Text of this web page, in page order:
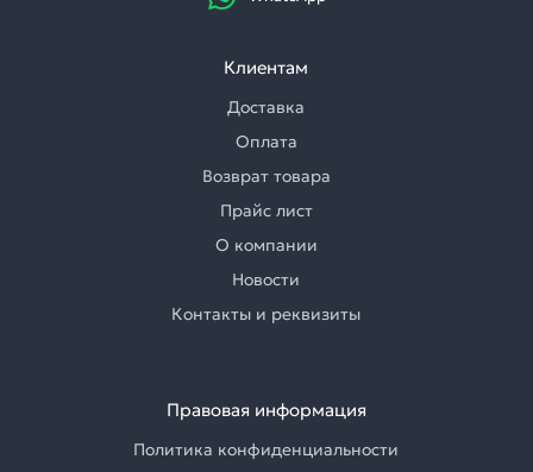
Клиентам
Доставка
Оплата
Возврат товара
Прайс лист
О компании
Новости
Контакты и реквизиты
Правовая информация
Политика конфиденциальности